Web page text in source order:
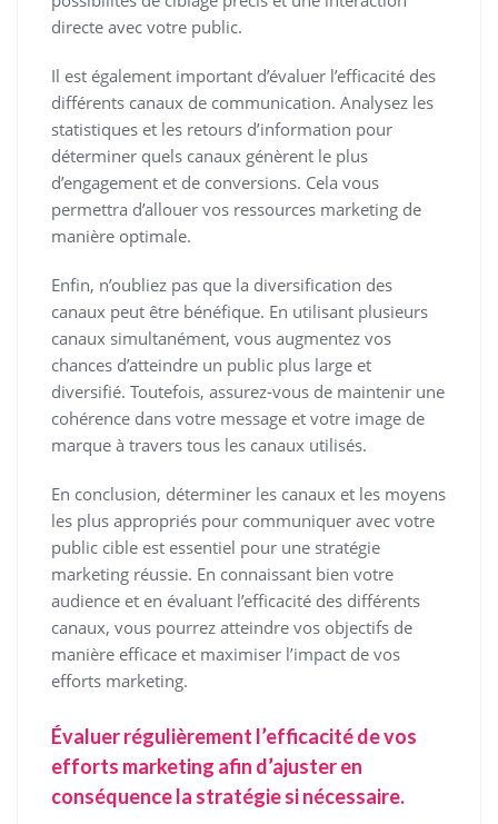
directe avec votre public.
Il est également important d’évaluer l’efficacité des
différents canaux de communication. Analysez les
statistiques et les retours d’information pour
déterminer quels canaux génèrent le plus
d’engagement et de conversions. Cela vous
permettra d’allouer vos ressources marketing de
manière optimale.
Enfin, n’oubliez pas que la diversification des
canaux peut être bénéfique. En utilisant plusieurs
canaux simultanément, vous augmentez vos
chances d’atteindre un public plus large et
diversifié. Toutefois, assurez-vous de maintenir une
cohérence dans votre message et votre image de
marque à travers tous les canaux utilisés.
En conclusion, déterminer les canaux et les moyens
les plus appropriés pour communiquer avec votre
public cible est essentiel pour une stratégie
marketing réussie. En connaissant bien votre
audience et en évaluant l’efficacité des différents
canaux, vous pourrez atteindre vos objectifs de
manière efficace et maximiser l’impact de vos
efforts marketing.
Évaluer régulièrement l’efficacité de vos
efforts marketing afin d’ajuster en
conséquence la stratégie si nécessaire.